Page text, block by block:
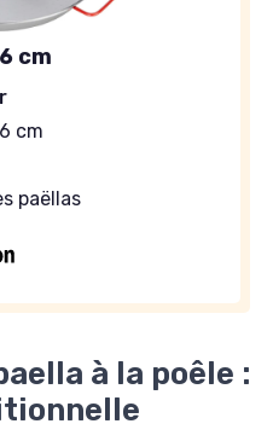
cm
cm
paëllas
à la poêle :